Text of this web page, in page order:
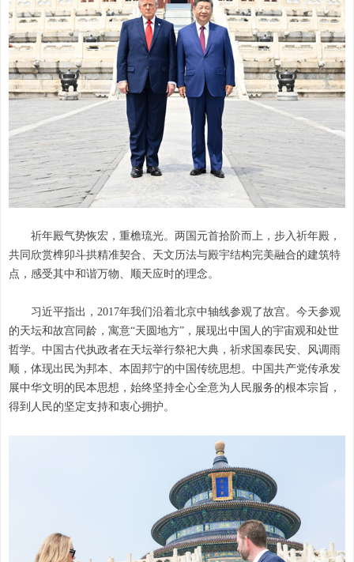
祈年殿气势恢宏，重檐琉光。两国元首拾阶而上，步入祈年殿，
共同欣赏榫卯斗拱精准契合、天文历法与殿宇结构完美融合的建筑特
点，感受其中和谐万物、顺天应时的理念。
习近平指出，2017年我们沿着北京中轴线参观了故宫。今天参观
的天坛和故宫同龄，寓意“天圆地方”，展现出中国人的宇宙观和处世
哲学。中国古代执政者在天坛举行祭祀大典，祈求国泰民安、风调雨
顺，体现出民为邦本、本固邦宁的中国传统思想。中国共产党传承发
展中华文明的民本思想，始终坚持全心全意为人民服务的根本宗旨，
得到人民的坚定支持和衷心拥护。